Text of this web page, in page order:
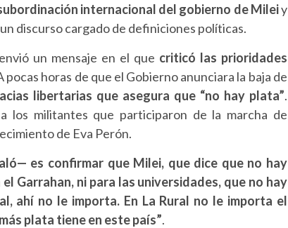
internacional del gobierno de Mileiy
un discurso cargado de definiciones políticas.
un mensaje en el que criticó las prioridades
pocas horas de que el Gobierno anunciara la baja de
libertarias que asegura que “no hay plata”.
los militantes que participaron de la marcha de
de Eva Perón.
es confirmar que Milei, que dice que no hay
Garrahan, ni para las universidades, que no hay
ahí no le importa. En La Rural no le importa el
plata tiene en este país”.